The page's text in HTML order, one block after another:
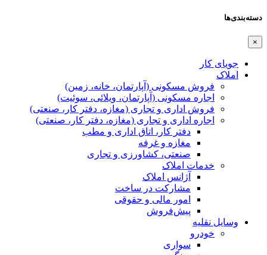
دسته‌بندی‌ها
×
جویای کار
املاک
فروش مسکونی (آپارتمان، خانه، زمین)
اجاره مسکونی (آپارتمان، ویلائی، سوئیت)
فروش اداری و تجاری (مغازه، دفتر کار، صنعتی)
اجاره اداری و تجاری (مغازه، دفتر کار، صنعتی)
دفتر کار، اتاق اداری و مطب
مغازه و غرفه
صنعتی،‌ کشاورزی و تجاری
خدمات املاک
آژانس املاک
مشارکت در ساخت
امور مالی و حقوقی
پیش‌فروش
وسایل نقلیه
خودرو
سواری